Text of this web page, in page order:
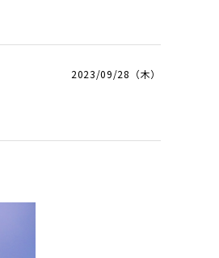
2023/09/28（木）